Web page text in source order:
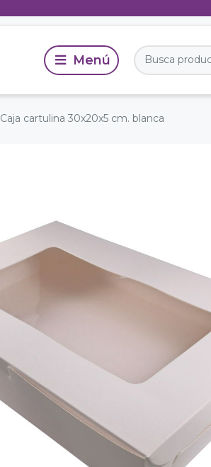
Caja cartulina 30x20x5 cm. blanca